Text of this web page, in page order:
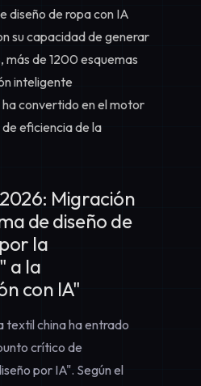
diseño de ropa con IA
su capacidad de generar
más de 1200 esquemas
inteligente
convertido en el motor
eficiencia de la
Migración
de diseño de
la
a la
con IA"
textil china ha entrado
crítico de
por IA". Según el